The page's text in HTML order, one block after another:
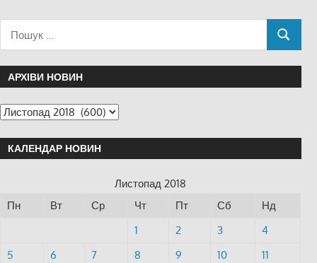
АРХІВИ НОВИН
КАЛЕНДАР НОВИН
Листопад 2018
Пн
Вт Ср Чт Пт Сб
Нд
1
2 3
4
5
6 7 8 9 10
11